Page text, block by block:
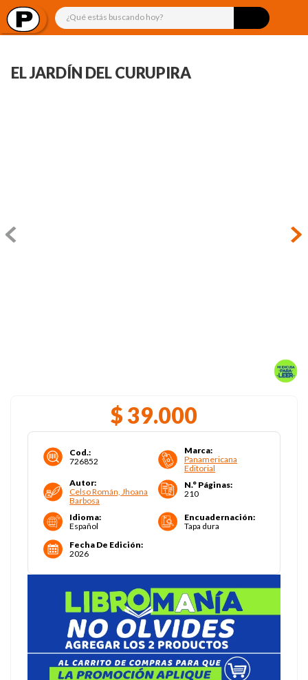
¿Qué estás buscando hoy?
EL JARDÍN DEL CURUPIRA
$ 39.000
Cod.:
726852
Marca:
Panamericana
Editorial
Autor:
Celso Román, Jhoana
Barbosa
N.° Páginas:
210
Idioma:
Español
Encuadernación:
Tapa dura
Fecha De Edición:
2026